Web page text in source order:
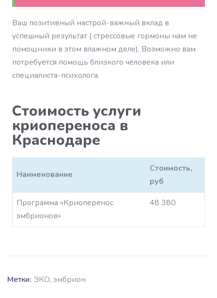
Ваш позитивный настрой-важный вклад в
успешный результат ( стрессовые гормоны нам не
помощники в этом влажном деле). Возможно вам
потребуется помощь близкого человека или
специалиста-психолога.
Стоимость услуги
криопереноса в
Краснодаре
Наименование
Стоимость,
руб
Программа «Криоперенос
эмбрионов»
48 380
Метки: ЭКО, эмбрион